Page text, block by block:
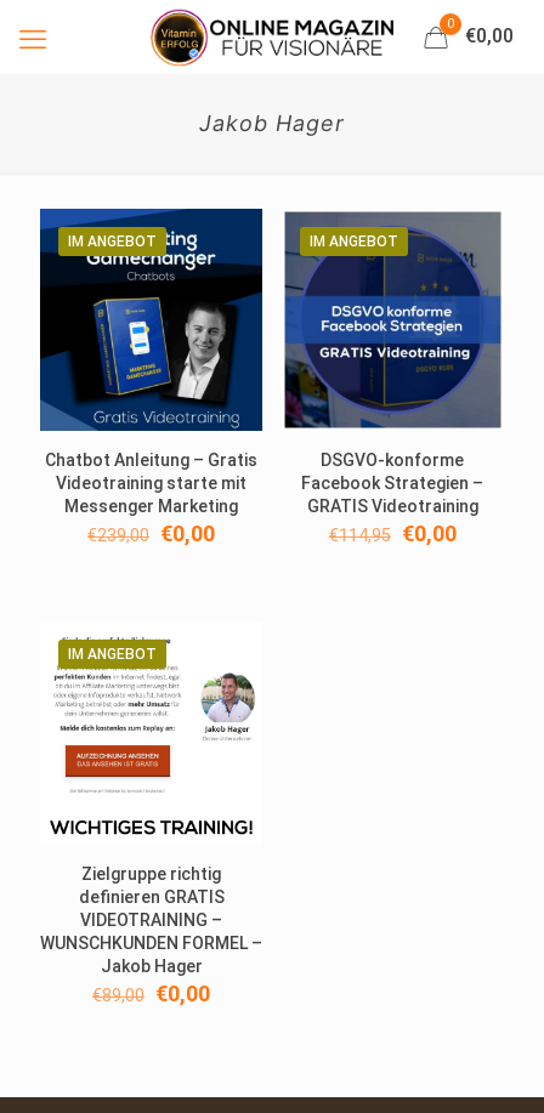
0
€0,00
Jakob Hager
IM ANGEBOT
Chatbot Anleitung – Gratis
Videotraining starte mit
Messenger Marketing
€239,00 Ursprünglicher
€0,00Aktueller
IM ANGEBOT
DSGVO-konforme
Facebook Strategien –
GRATIS Videotraining
€114,95 Ursprünglicher
€0,00Aktueller
IM ANGEBOT
Zielgruppe richtig
definieren GRATIS
VIDEOTRAINING –
WUNSCHKUNDEN FORMEL –
Jakob Hager
€89,00 Ursprünglicher
Preis
€0,00Aktueller